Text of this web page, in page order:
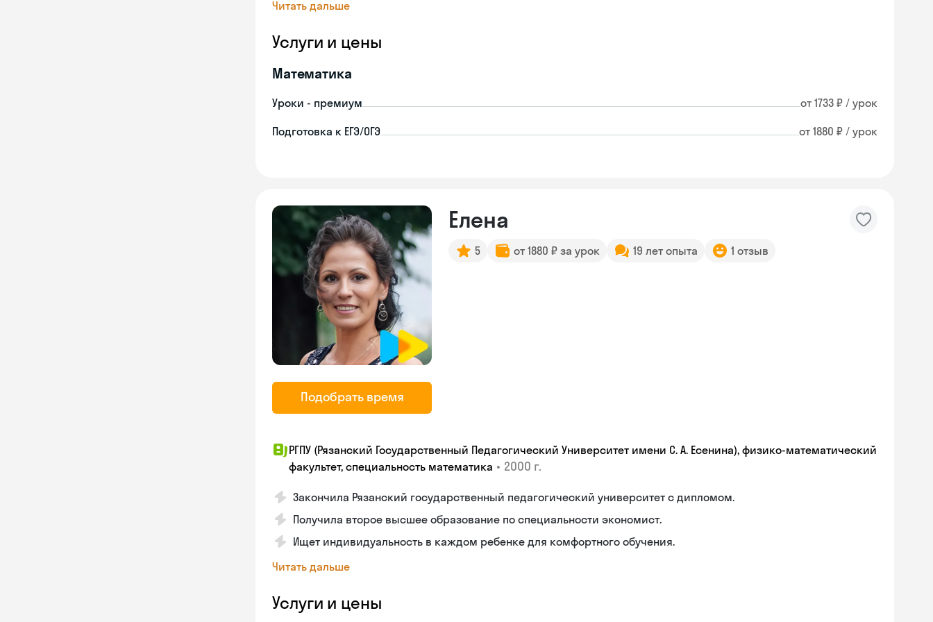
Читать дальше
Услуги и цены
Математика
Уроки - премиум от 1733 ₽ / урок
Подготовка к ЕГЭ/ОГЭ от 1880 ₽ / урок
Подобрать время
Елена
5 от 1880 ₽ за урок 19 лет опыта 1 отзыв
РГПУ (Рязанский Государственный Педагогический Университет имени С. А. Есенина), физико-математический
факультет, специальность математика • 2000 г.
Закончилa Рязанский государственный педагогический университет с дипломом.
Получила второе высшее образование по специальности экономист.
Ищет индивидуальность в каждом ребенке для комфортного обучения.
Читать дальше
Услуги и цены